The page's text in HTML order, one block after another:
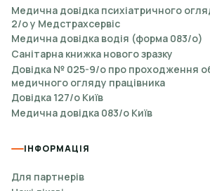
Медична довідка психіатричного
2/о у Медстрахсервіс
Медична довідка водія (форма 083/о)
Санітарна книжка нового зразку
Довідка № 025-9/о про проходження
медичного огляду працівника
Довідка 127/о Київ
Медична довідка 083/о Київ
ІНФОРМАЦІЯ
Для партнерів